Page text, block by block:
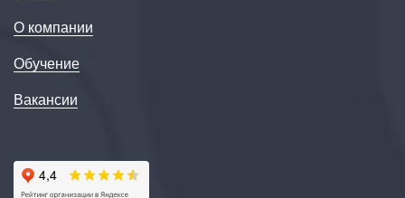
О компании
Обучение
Вакансии